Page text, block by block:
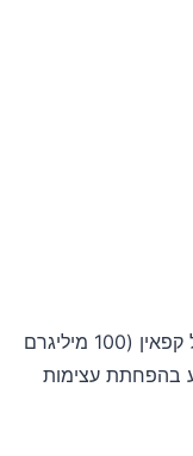
מחקרים מצאו כי אפילו כמויות נמוכות של קפאין (100 מיליגרם
בהפחתת עצימות